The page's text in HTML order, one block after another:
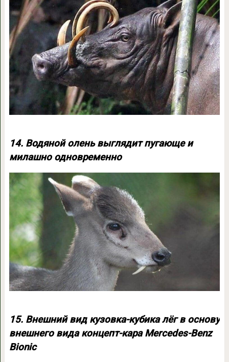
14. Водяной олень выглядит пугающе и
милашно одновременно
15. Внешний вид кузовка-кубика лёг в основу
внешнего вида концепт-кара Mercedes-Benz
Bionic